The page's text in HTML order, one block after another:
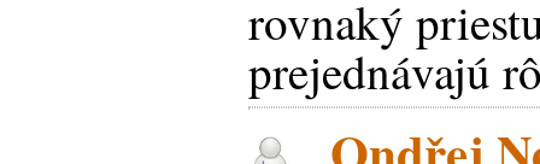
rovnaký
prejednávajú